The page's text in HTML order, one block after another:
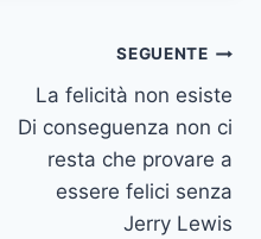
SEGUENTE
La felicità non esiste
Di conseguenza non ci
resta che provare a
essere felici senza
Jerry Lewis